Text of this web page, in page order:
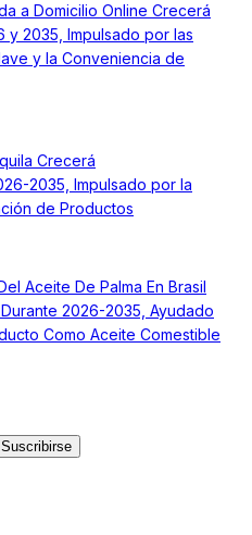
a Domicilio Online Crecerá
y 2035, Impulsado por las
y la Conveniencia de
Crecerá
2035, Impulsado por la
de Productos
Aceite De Palma En Brasil
2026-2035, Ayudado
Como Aceite Comestible
Suscribirse